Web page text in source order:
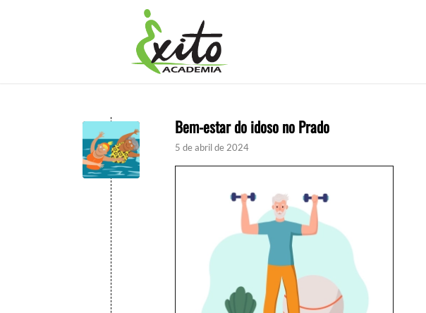
Bem-estar do idoso no Prado
5 de abril de 2024